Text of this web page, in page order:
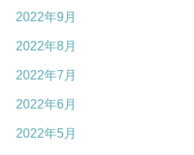
2022年9月
2022年8月
2022年7月
2022年6月
2022年5月